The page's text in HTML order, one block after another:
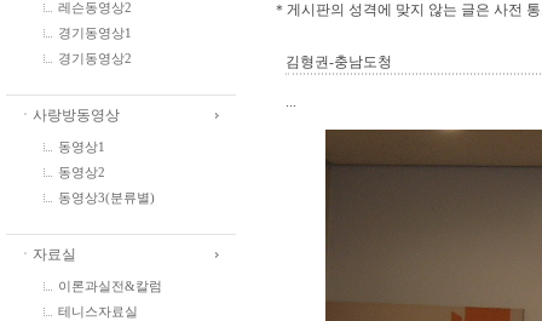
레슨동영상2
경기동영상1
경기동영상2
ㆍ사랑방동영상
동영상1
동영상2
동영상3(분류별)
ㆍ자료실
이론과실전&칼럼
테니스자료실
＊게시판의 성격에 맞지 않는 글은 사전
김형권-충남도청
...